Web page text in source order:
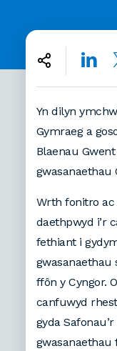
Yn dilyn
Gymraeg a
Blaenau
gwasanaethau
Wrth fonitro ac
daethpwyd i’r
fethiant i
gwasanaethau
ffôn y Cyngor.
canfuwyd
gyda
gwasanaethau